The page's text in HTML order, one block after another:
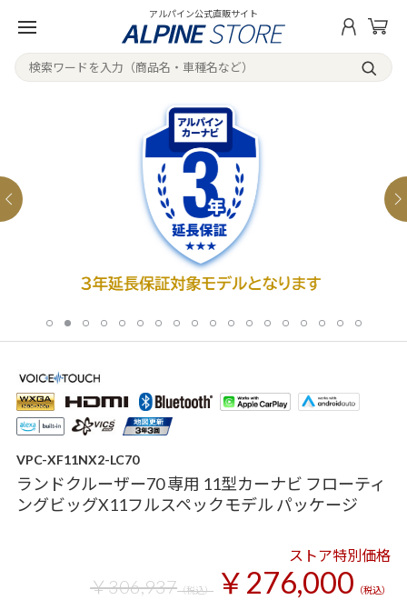
アルパイン公式直販サイト
VPC-XF11NX2-LC70
ランドクルーザー70 専用 11型カーナビ フローティ
ングビッグX11フルスペックモデル パッケージ
ストア特別価格
￥306,937（税込） ￥276,000 （税込）